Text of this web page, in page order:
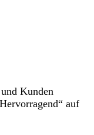
Kunden
auf